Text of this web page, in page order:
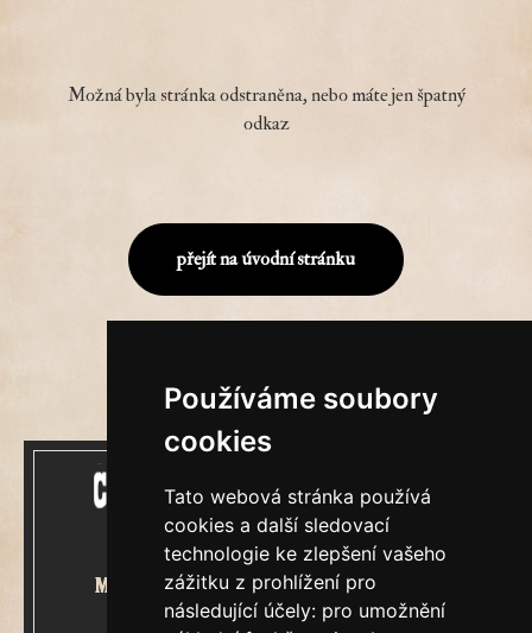
Používáme soubory
cookies
Tato webová stránka používá
cookies a další sledovací
technologie ke zlepšení vašeho
zážitku z prohlížení pro
následující účely: pro umožnění
Možná byla stránka odstraněna, nebo máte jen špatný
odkaz
přejít na úvodní stránku
Mecenášem Cimrmanova Zpravodaje
je společnost